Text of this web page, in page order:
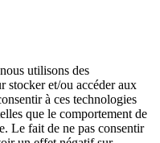
utilisons des
stocker et/ou accéder aux
à ces technologies
que le comportement de
Le fait de ne pas consentir